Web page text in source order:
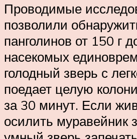
Проводимые
позволили
панголинов от 150 г
насекомых
голодный зверь с
поедает целую
за 30 минут. Если
осилить муравейник